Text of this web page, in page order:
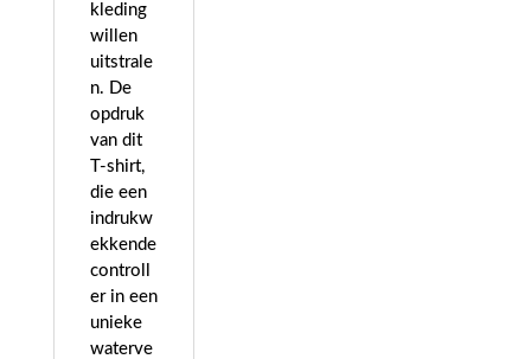
kleding
willen
uitstrale
n. De
opdruk
van dit
T-shirt,
die een
indrukw
ekkende
controll
er in een
unieke
waterve